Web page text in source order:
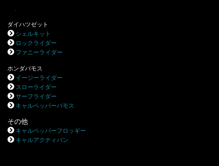
ダイハツゼット
シェルキット
ロックライダー
ファニーライダー
ホンダバモス
イージーライダー
スローライダー
サーフライダー
キャルペッパーバモス
その他
キャルペッパーフロッギー
キャルアクティバン